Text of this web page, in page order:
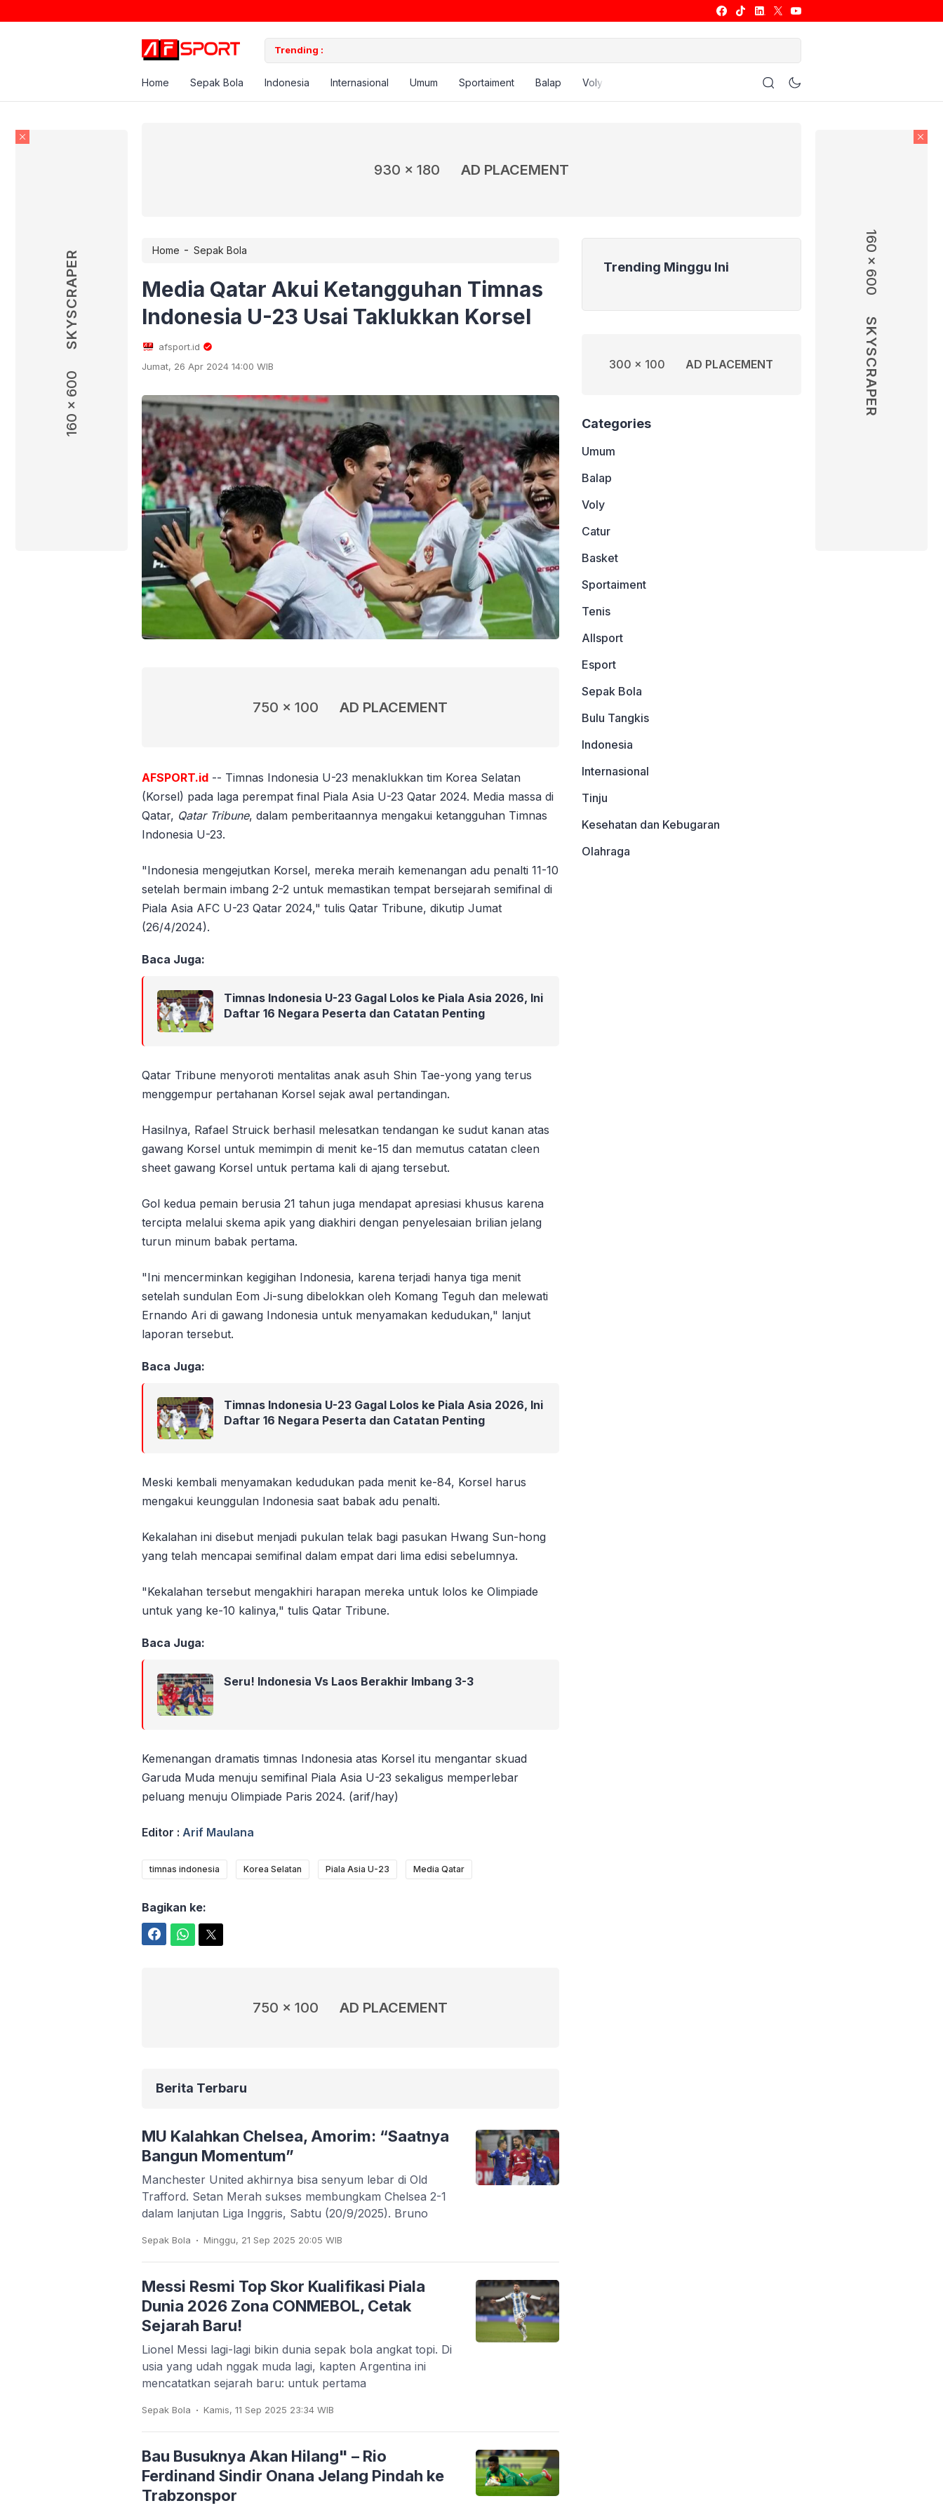
160 x 600
SKYSCRAPER 160 x 600
SKYSCRAPER
Trending :
Home Sepak Bola Indonesia Internasional Umum Sportaiment Balap Voly Allsport
930 x 180 AD PLACEMENT
Home - Sepak Bola
Media Qatar Akui Ketangguhan Timnas
Indonesia U-23 Usai Taklukkan Korsel
afsport.id
Jumat, 26 Apr 2024 14:00 WIB
750 x 100 AD PLACEMENT
AFSPORT.id -- Timnas Indonesia U-23 menaklukkan tim Korea Selatan
(Korsel) pada laga perempat final Piala Asia U-23 Qatar 2024. Media massa di
Qatar, Qatar Tribune, dalam pemberitaannya mengakui ketangguhan Timnas
Indonesia U-23.
"Indonesia mengejutkan Korsel, mereka meraih kemenangan adu penalti 11-10
setelah bermain imbang 2-2 untuk memastikan tempat bersejarah semifinal di
Piala Asia AFC U-23 Qatar 2024," tulis Qatar Tribune, dikutip Jumat
(26/4/2024).
Baca Juga:
Timnas Indonesia U-23 Gagal Lolos ke Piala Asia 2026, Ini
Daftar 16 Negara Peserta dan Catatan Penting
Qatar Tribune menyoroti mentalitas anak asuh Shin Tae-yong yang terus
menggempur pertahanan Korsel sejak awal pertandingan.
Hasilnya, Rafael Struick berhasil melesatkan tendangan ke sudut kanan atas
gawang Korsel untuk memimpin di menit ke-15 dan memutus catatan cleen
sheet gawang Korsel untuk pertama kali di ajang tersebut.
Gol kedua pemain berusia 21 tahun juga mendapat apresiasi khusus karena
tercipta melalui skema apik yang diakhiri dengan penyelesaian brilian jelang
turun minum babak pertama.
"Ini mencerminkan kegigihan Indonesia, karena terjadi hanya tiga menit
setelah sundulan Eom Ji-sung dibelokkan oleh Komang Teguh dan melewati
Ernando Ari di gawang Indonesia untuk menyamakan kedudukan," lanjut
laporan tersebut.
Baca Juga:
Timnas Indonesia U-23 Gagal Lolos ke Piala Asia 2026, Ini
Daftar 16 Negara Peserta dan Catatan Penting
Meski kembali menyamakan kedudukan pada menit ke-84, Korsel harus
mengakui keunggulan Indonesia saat babak adu penalti.
Kekalahan ini disebut menjadi pukulan telak bagi pasukan Hwang Sun-hong
yang telah mencapai semifinal dalam empat dari lima edisi sebelumnya.
"Kekalahan tersebut mengakhiri harapan mereka untuk lolos ke Olimpiade
untuk yang ke-10 kalinya," tulis Qatar Tribune.
Baca Juga:
Seru! Indonesia Vs Laos Berakhir Imbang 3-3
Kemenangan dramatis timnas Indonesia atas Korsel itu mengantar skuad
Garuda Muda menuju semifinal Piala Asia U-23 sekaligus memperlebar
peluang menuju Olimpiade Paris 2024. (arif/hay)
Editor : Arif Maulana
timnas indonesia Korea Selatan Piala Asia U-23 Media Qatar
Bagikan ke:
750 x 100 AD PLACEMENT
Berita Terbaru
MU Kalahkan Chelsea, Amorim: “Saatnya
Bangun Momentum”
Manchester United akhirnya bisa senyum lebar di Old
Trafford. Setan Merah sukses membungkam Chelsea 2-1
dalam lanjutan Liga Inggris, Sabtu (20/9/2025). Bruno
Sepak Bola . Minggu, 21 Sep 2025 20:05 WIB
Messi Resmi Top Skor Kualifikasi Piala
Dunia 2026 Zona CONMEBOL, Cetak
Sejarah Baru!
Lionel Messi lagi-lagi bikin dunia sepak bola angkat topi. Di
usia yang udah nggak muda lagi, kapten Argentina ini
mencatatkan sejarah baru: untuk pertama
Sepak Bola . Kamis, 11 Sep 2025 23:34 WIB
Bau Busuknya Akan Hilang" – Rio
Ferdinand Sindir Onana Jelang Pindah ke
Trabzonspor
Trending Minggu Ini
300 x 100 AD PLACEMENT
Categories
Umum
Balap
Voly
Catur
Basket
Sportaiment
Tenis
Allsport
Esport
Sepak Bola
Bulu Tangkis
Indonesia
Internasional
Tinju
Kesehatan dan Kebugaran
Olahraga